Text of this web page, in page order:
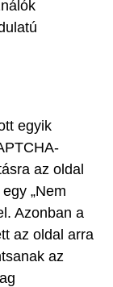
egyik
az oldal
„Nem
Azonban a
az oldal arra
az